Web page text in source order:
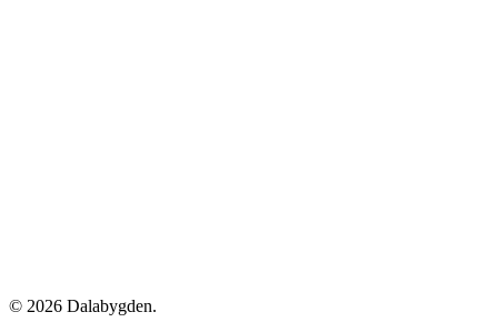
© 2026 Dalabygden.